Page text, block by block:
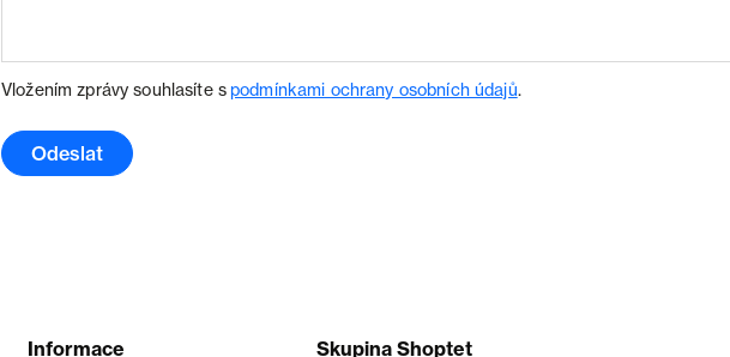
Vložením zprávy souhlasíte spodmínkami ochrany osobních údajů.
Odeslat
Informace Skupina Shoptet